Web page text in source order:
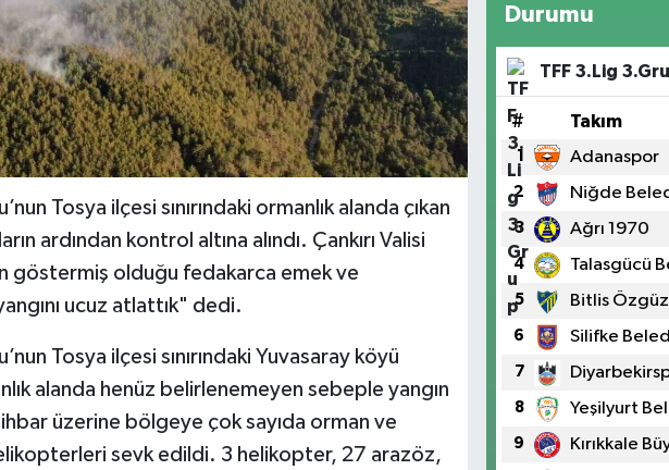
Tosya ilçesi sınırındaki ormanlık alanda çıkan
ardından kontrol altına alındı. Çankırı Valisi
göstermiş olduğu fedakarca emek ve
ucuz atlattık" dedi.
Tosya ilçesi sınırındaki Yuvasaray köyü
alanda henüz belirlenemeyen sebeple yangın
ihbar üzerine bölgeye çok sayıda orman ve
sevk edildi. 3 helikopter, 27 arazöz,
Durumu
TFF 3.Lig
# Takım
1 Adanaspor
2 Niğde
3 Ağrı 1970
4 Talasgücü
5 Bitlis
6 Silifke
7
8 Yeşilyurt
9 Kırıkkale